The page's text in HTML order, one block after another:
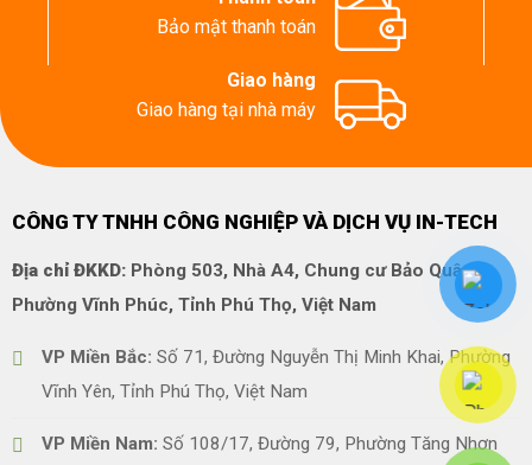
Bảo mật thanh toán
Giao hàng
Giao hàng tại nhà máy
CÔNG TY TNHH CÔNG NGHIỆP VÀ DỊCH VỤ IN-TECH
Địa chỉ ĐKKD:Phòng 503, Nhà A4, Chung cư Bảo Quân,
Phường Vĩnh Phúc, Tỉnh Phú Thọ, Việt Nam
VP Miền Bắc: Số 71, Đường Nguyễn Thị Minh Khai, Phường
Vĩnh Yên, Tỉnh Phú Thọ, Việt Nam
VP Miền Nam: Số 108/17, Đường 79, Phường Tăng Nhơn